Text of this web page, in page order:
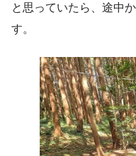
と思っていたら、途中
す。